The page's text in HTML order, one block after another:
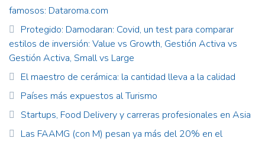
famosos: Dataroma.com
Protegido: Damodaran: Covid, un test para comparar
estilos de inversión: Value vs Growth, Gestión Activa vs
Gestión Activa, Small vs Large
El maestro de cerámica: la cantidad lleva a la calidad
Países más expuestos al Turismo
Startups, Food Delivery y carreras profesionales en Asia
Las FAAMG (con M) pesan ya más del 20% en el